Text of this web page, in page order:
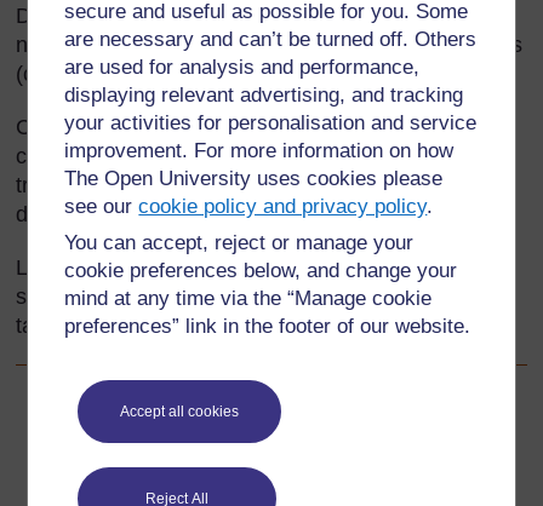
secure and useful as possible for you. Some
are necessary and can’t be turned off. Others
are used for analysis and performance,
displaying relevant advertising, and tracking
your activities for personalisation and service
improvement. For more information on how
The Open University uses cookies please
see ourcookie policy and privacy policy.
You can accept, reject or manage your
cookie preferences below, and change your
mind at any time via the “Manage cookie
preferences” link in the footer of our website.
Accept all cookies
Reject All
Dans notre vie quotidienne, nous voyons de
nombreux exemples de formes qui ont été modifiées
(changées) ou transformées.
Cette section vous aidera à développer vos propres
connaissances de la géométrie et de la
transformation ainsi que vos aptitudes pour
développer la compréhension de vos élèves.
L’objectif de la plupart des ressources de cette
section est donc de renforcer vos connaissances en
tant qu’enseignant de mathématiques.
Précédent
Précédent
Ressource 6 : Enregistrer la symétrie